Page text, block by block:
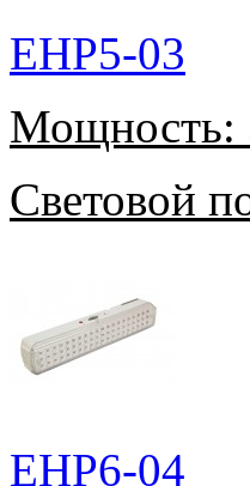
EHP5-03
Мощность:
Световой
EHP6-04